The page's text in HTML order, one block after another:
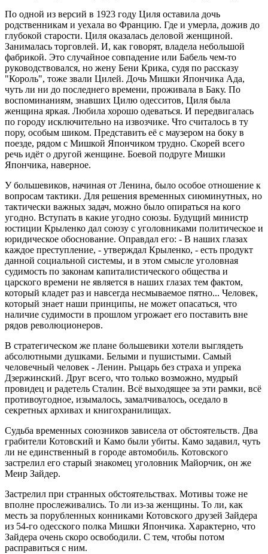
По одной из версий в 1923 году Циля оставила дочь
родственникам и уехала во Францию. Где и умерла, дожив до
глубокой старости. Циля оказалась деловой женщиной.
Занималась торговлей. И, как говорят, владела небольшой
фабрикой. Это случайное совпадение или Бабель чем-то
руководствовался, но жену Бени Крика, судя по рассказу
"Король", тоже звали Цилей. Дочь Мишки Япончика Ада,
чуть ли ни до последнего времени, проживала в Баку. По
воспоминаниям, знавших Цилю одесситов, Циля была
женщина яркая. Любила хорошо одеваться. И передвигалась
по городу исключительно на извозчике. Что считалось в ту
пору, особым шиком. Представить её с маузером на боку в
поезде, рядом с Мишкой Япончиком трудно. Скорей всего
речь идёт о другой женщине. Боевой подруге Мишки
Япончика, наверное.
У большевиков, начиная от Ленина, было особое отношение к
вопросам тактики. Для решения временных сиюминутных, но
тактически важных задач, можно было опираться на кого
угодно. Вступать в какие угодно союзы. Будущий министр
юстиции Крыленко дал союзу с уголовниками политическое и
юридическое обоснование. Оправдал его: - В наших глазах
каждое преступление, - утверждал Крыленко, - есть продукт
данной социальной системы, и в этом смысле уголовная
судимость по законам капиталистического общества и
царского времени не является в наших глазах тем фактом,
который кладет раз и навсегда несмываемое пятно... Человек,
который знает наши принципы, не может опасаться, что
наличие судимости в прошлом угрожает его поставить вне
рядов революционеров.
В стратегическом же плане большевики хотели выглядеть
абсолютными душками. Белыми и пушистыми. Самый
человечный человек - Ленин. Рыцарь без страха и упрека
Дзержинский. Друг всего, что только возможно, мудрый
провидец и радетель Сталин. Всё выходящее за эти рамки, всё
противоугодное, изымалось, замалчивалось, оседало в
секретных архивах и книгохранилищах.
Судьба временных союзников зависела от обстоятельств. Два
грабители Котовский и Камо были убиты. Камо задавил, чуть
ли не единственный в городе автомобиль. Котовского
застрелил его старый знакомец уголовник Майорчик, он же
Меир Зайдер.
Застрелил при странных обстоятельствах. Мотивы тоже не
вполне прослеживались. То ли из-за женщины. То ли, как
месть за порубленных конниками Котовского друзей Зайдера
из 54-го одесского полка Мишки Япончика. Характерно, что
Зайдера очень скоро освободили. С тем, чтобы потом
расправиться с ним.